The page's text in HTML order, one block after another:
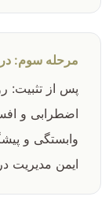
مرحله سوم:
پس از تثبیت:
اضطرابی و
وابستگی و
ایمن مدیریت